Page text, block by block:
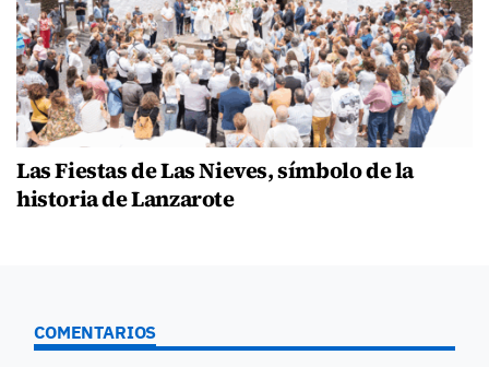
Las Fiestas de Las Nieves, símbolo de la
historia de Lanzarote
COMENTARIOS